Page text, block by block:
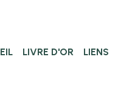
LIVRE D'OR LIENS